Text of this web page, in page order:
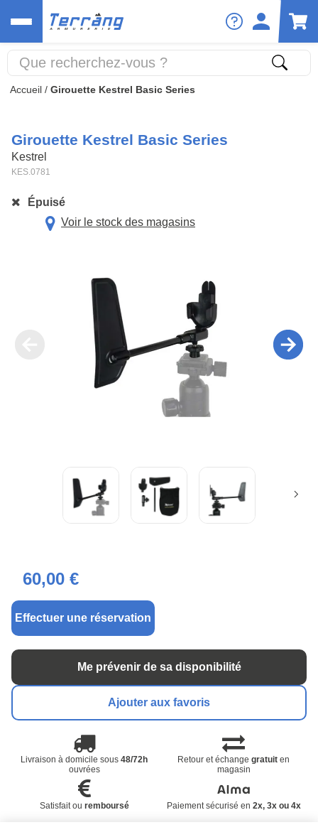
Accueil / Girouette Kestrel Basic Series
Girouette Kestrel Basic Series
Kestrel
KES.0781
Épuisé
Voir le stock des magasins
60,00 €
Effectuer une réservation
Me prévenir de sa disponibilité
Ajouter aux favoris
Livraison à domicile sous48/72h
ouvrées
Retour et échangegratuit en
magasin
Satisfait ou remboursé Paiement sécurisé en 2x, 3x ou 4x